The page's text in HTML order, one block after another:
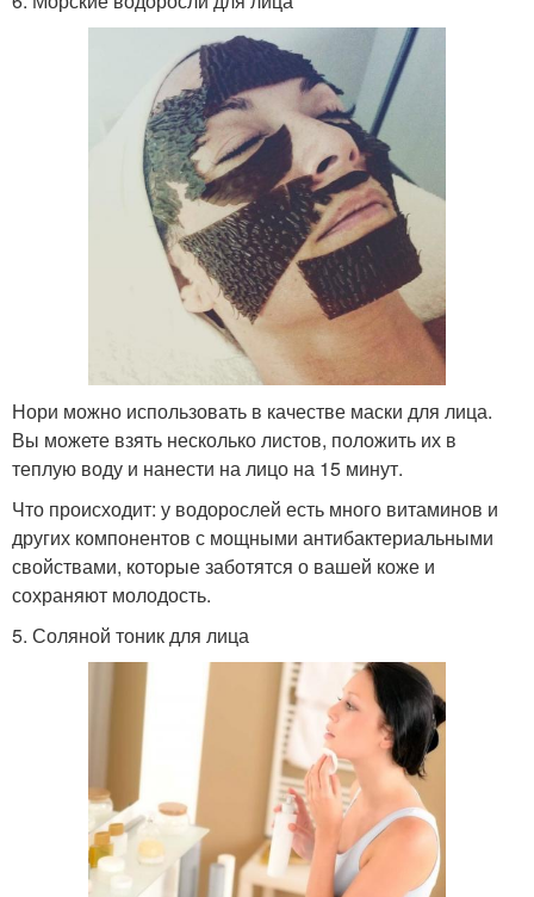
Нори можно использовать в качестве маски для лица.
Вы можете взять несколько листов, положить их в
теплую воду и нанести на лицо на 15 минут.
Что происходит: у водорослей есть много витаминов и
других компонентов с мощными антибактериальными
свойствами, которые заботятся о вашей коже и
сохраняют молодость.
5. Соляной тоник для лица